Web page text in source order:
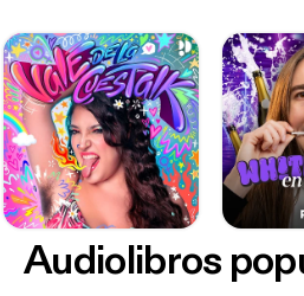
Audiolibros